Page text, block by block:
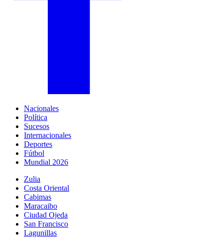
Nacionales
Política
Sucesos
Internacionales
Deportes
Fútbol
Mundial 2026
Zulia
Costa Oriental
Cabimas
Maracaibo
Ciudad Ojeda
San Francisco
Lagunillas